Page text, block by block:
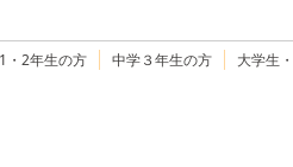
・2年生の方 中学３年生の方 大学生